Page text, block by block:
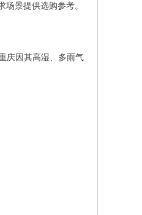
景提供选购参考。
庆因其高湿、多雨气